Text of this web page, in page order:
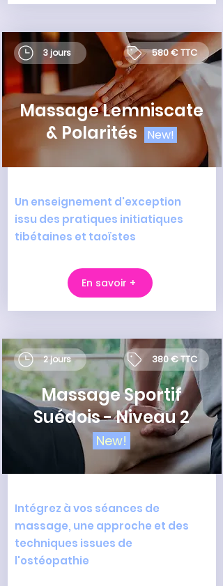
Massage Lemniscate
& Polarités
New!
3 jours 580 € TTC
Un enseignement d'exception
issu des pratiques initiatiques
tibétaines et taoïstes
En savoir +
Massage Sportif
Suédois - Niveau 2
New!
2 jours 380 € TTC
Intégrez à vos séances de
massage, une approche et des
techniques issues de
l'ostéopathie